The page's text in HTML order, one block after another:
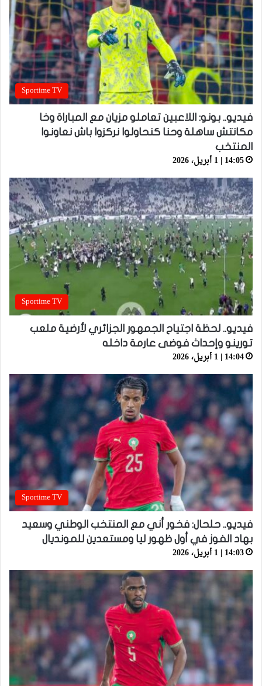
Sportime TV
فيديو.. بونو: اللاعبين تعاملو مزيان مع المباراة وخا
مكانتش ساهلة وحنا كنحاولوا نركزوا باش نعاونوا
المنتخب
14:05 | 1 أبريل، 2026
Sportime TV
فيديو.. لحظة اجتياح الجمهور الجزائري لأرضية ملعب
تورينو وإحداث فوضى عارمة داخله
14:04 | 1 أبريل، 2026
Sportime TV
فيديو.. حلحال: فخور أني مع المنتخب الوطني وسعيد
بهاد الفوز في أول ظهور ليا ومستعدين للمونديال
14:03 | 1 أبريل، 2026